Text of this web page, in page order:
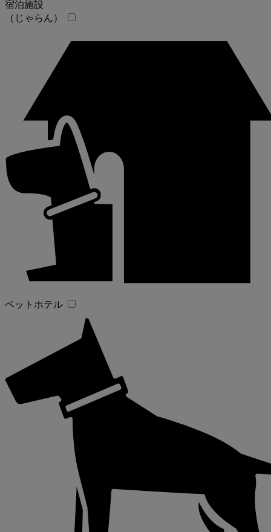
宿泊施設
（じゃらん）
ペットホテル